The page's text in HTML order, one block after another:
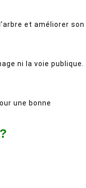
et améliorer son
ni la voie publique.
une bonne